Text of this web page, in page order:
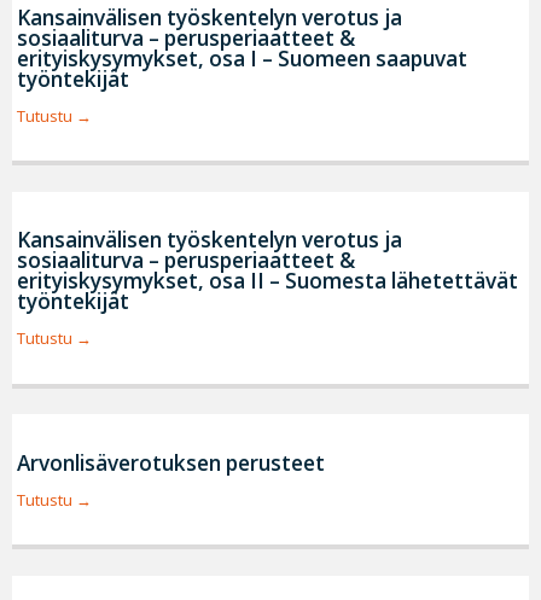
Kansainvälisen työskentelyn verotus ja
sosiaaliturva – perusperiaatteet &
erityiskysymykset, osa I – Suomeen saapuvat
työntekijät
Tutustu
Kansainvälisen työskentelyn verotus ja
sosiaaliturva – perusperiaatteet &
erityiskysymykset, osa II – Suomesta lähetettävät
työntekijät
Tutustu
Arvonlisäverotuksen perusteet
Tutustu